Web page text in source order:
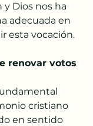
y Dios nos ha
adecuada en
esta vocación.
renovar votos
cristiano
en sentido